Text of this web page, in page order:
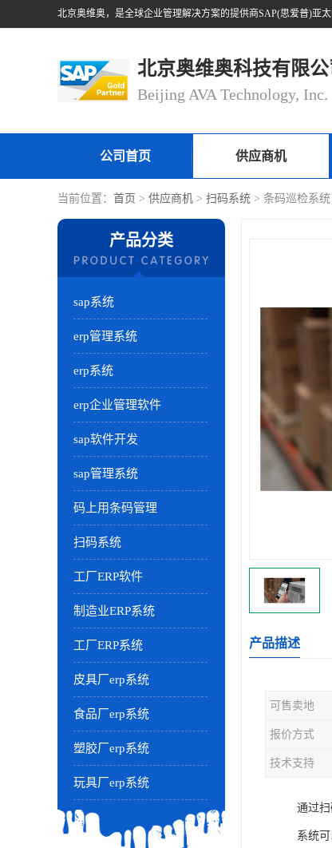
北京奥维奥科技有限公
Beijing AVA Technology, Inc.
公司首页 供应商机
当前位置： 首页 > 供应商机 > 扫码系统 > 条码巡检系统
产品分类
sap系统
erp管理系统
erp系统
erp企业管理软件
sap软件开发
sap管理系统
码上用条码管理
扫码系统
工厂ERP软件
制造业ERP系统
工厂ERP系统
皮具厂erp系统
食品厂erp系统
塑胶厂erp系统
玩具厂erp系统
产品描述
可售卖地
报价方式
技术支持
通过
系统